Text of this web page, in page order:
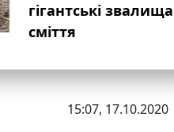
гігантські звалища
сміття
15:07, 17.10.2020